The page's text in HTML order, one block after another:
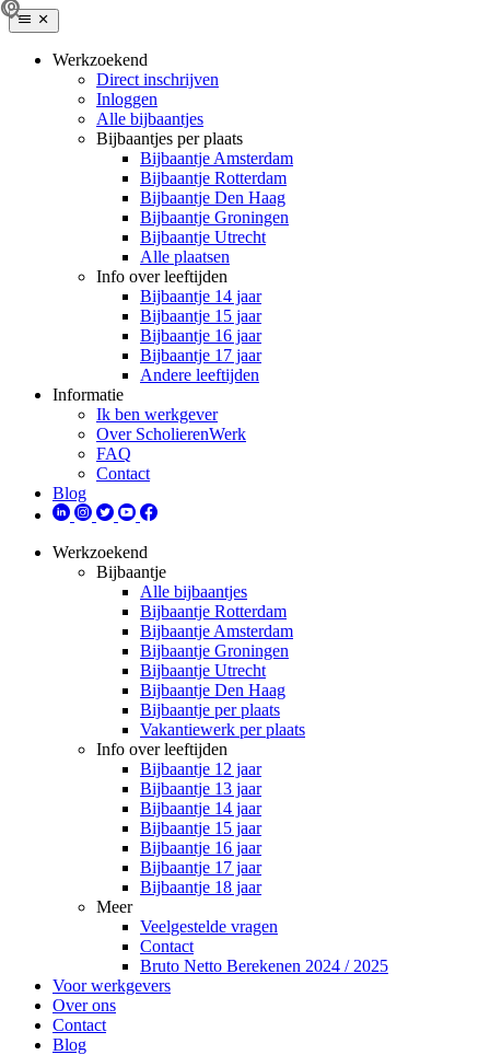
Werkzoekend
Direct inschrijven
Inloggen
Alle bijbaantjes
Bijbaantjes per plaats
Bijbaantje Amsterdam
Bijbaantje Rotterdam
Bijbaantje Den Haag
Bijbaantje Groningen
Bijbaantje Utrecht
Alle plaatsen
Info over leeftijden
Bijbaantje 14 jaar
Bijbaantje 15 jaar
Bijbaantje 16 jaar
Bijbaantje 17 jaar
Andere leeftijden
Informatie
Ik ben werkgever
Over ScholierenWerk
FAQ
Contact
Blog
Werkzoekend
Bijbaantje
Alle bijbaantjes
Bijbaantje Rotterdam
Bijbaantje Amsterdam
Bijbaantje Groningen
Bijbaantje Utrecht
Bijbaantje Den Haag
Bijbaantje per plaats
Vakantiewerk per plaats
Info over leeftijden
Bijbaantje 12 jaar
Bijbaantje 13 jaar
Bijbaantje 14 jaar
Bijbaantje 15 jaar
Bijbaantje 16 jaar
Bijbaantje 17 jaar
Bijbaantje 18 jaar
Meer
Veelgestelde vragen
Contact
Bruto Netto Berekenen 2024 / 2025
Voor werkgevers
Over ons
Contact
Blog